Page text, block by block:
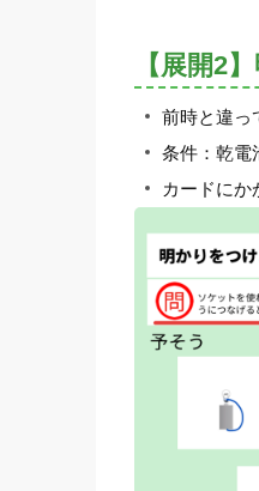
【展開2
前時と違っ
条件：乾電
カードにか